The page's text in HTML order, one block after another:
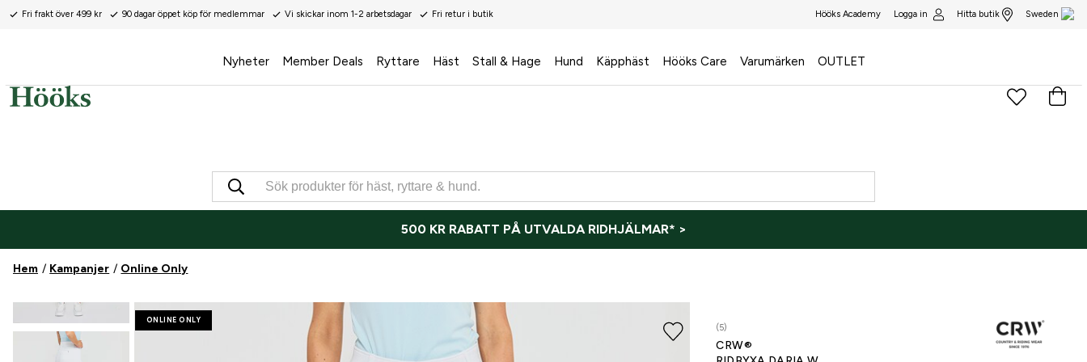
Fri frakt över 499 kr 90 dagar öppet köp för medlemmar Vi skickar inom 1-2 arbetsdagar Fri retur i butik Hööks Academy Logga in Hitta butik Sweden
Nyheter Member Deals Ryttare Häst Stall & Hage Hund Käpphäst Hööks Care Varumärken OUTLET
500 KR RABATT PÅ UTVALDA RIDHJÄLMAR* >
Hem Kampanjer Online Only
ONLINE ONLY
(5)
CRW®